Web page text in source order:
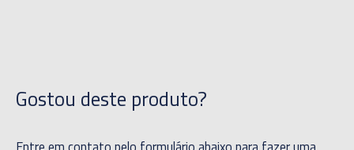
Gostou deste produto?